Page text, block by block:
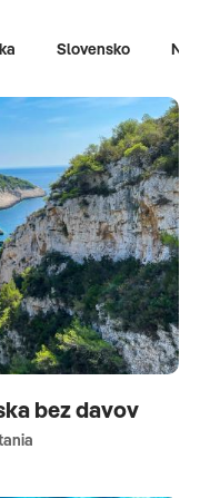
Slovensko Naj vo
bez davov